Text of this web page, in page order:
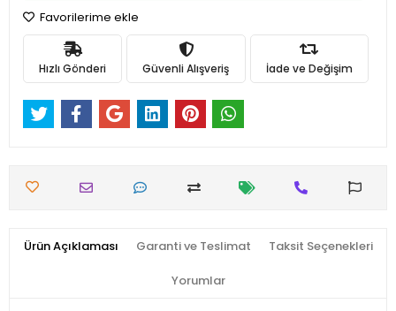
Favorilerime ekle
Hızlı Gönderi Güvenli Alışveriş İade ve Değişim
Ürün Açıklaması Garanti ve Teslimat Taksit Seçenekleri
Yorumlar